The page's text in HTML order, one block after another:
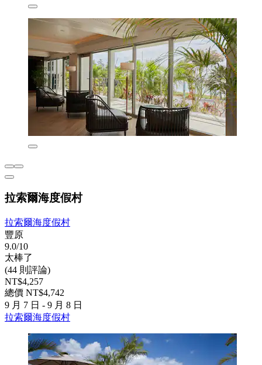
拉索爾海度假村
拉索爾海度假村
豐原
9.0/10
太棒了
(44 則評論)
NT$4,257
總價 NT$4,742
9 月 7 日 - 9 月 8 日
拉索爾海度假村